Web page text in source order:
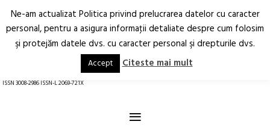
Arhitectură.
Oraș.
RO EN
ISSN 3008-2986 ISSN-L 2069-721X
≡
Ne-am actualizat Politica privind prelucrarea datelor cu caracter
personal, pentru a asigura informaţii detaliate despre cum folosim
şi protejăm datele dvs. cu caracter personal şi drepturile dvs.
Accept Citeste mai mult